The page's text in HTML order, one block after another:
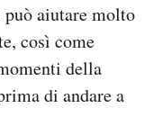
aiutare molto
così come
della
di andare a